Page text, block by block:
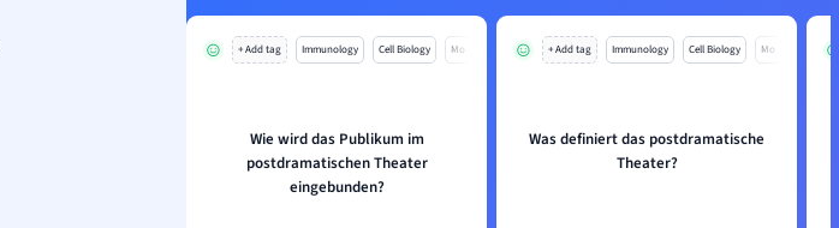
+ Add tag Immunology Cell Biology Mo
Wie wird das Publikum im
postdramatischen Theater
eingebunden?
+ Add tag Immunology Cell Biology Mo
Was definiert das postdramatische
Theater?